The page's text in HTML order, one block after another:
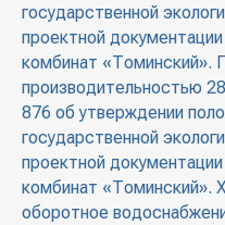
государственной
проектной
комбинат «Томинский».
производительностью
876 об утверждении
государственной
проектной
комбинат «Томинский».
оборотное